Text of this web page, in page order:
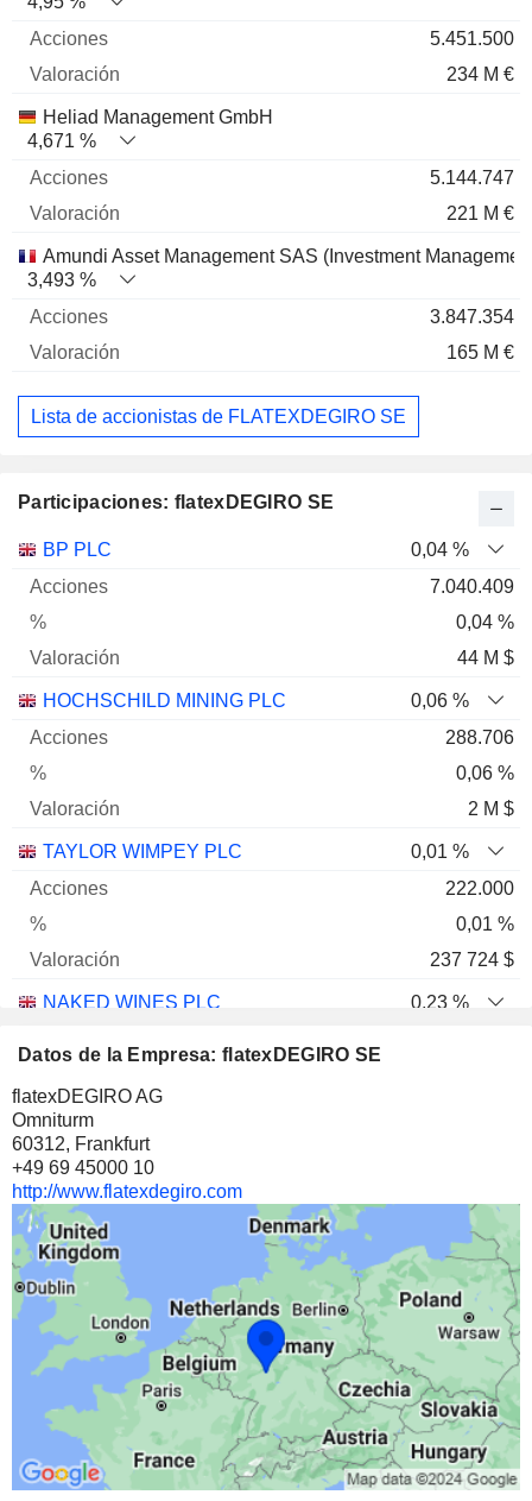
5.451.500
234 M €
Heliad Management GmbH
4,671 %
5.144.747
221 M €
Amundi Asset Management SAS (Investment
3,493 %
3.847.354
165 M €
Lista de accionistas de FLATEXDEGIRO SE
Participaciones: flatexDEGIRO SE
Nombre Acciones
BP PLC
0,04 %
7.040.409
0,04 %
44 M $
HOCHSCHILD MINING PLC
0,06 %
288.706
0,06 %
2 M $
TAYLOR WIMPEY PLC
0,01 %
222.000
0,01 %
237 724 $
NAKED WINES PLC
0,23 %
FOXTONS GROUP PLC
0,01 %
14 318 $
JERSEY OIL AND GAS PLC
0,01 %
4.895
0,01 %
6 302 $
Datos de la Empresa: flatexDEGIRO SE
flatexDEGIRO AG
Omniturm
60312, Frankfurt
+49 69 45000 10
http://www.flatexdegiro.com